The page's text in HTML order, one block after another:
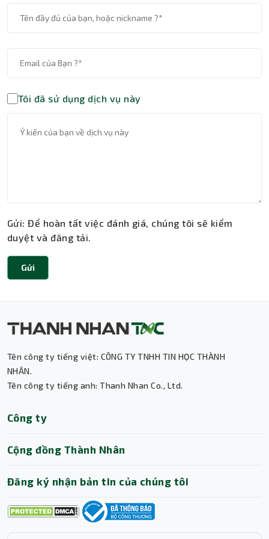
Tôi đã sử dụng dịch vụ này
Gửi: Để hoàn tất việc đánh giá, chúng tôi sẽ kiểm
duyệt và đăng tải.
Gửi
Tên công ty tiếng việt: CÔNG TY TNHH TIN HỌC THÀNH
NHÂN.
Tên công ty tiếng anh: Thanh Nhan Co., Ltd.
Công ty
Cộng đồng Thành Nhân
Đăng ký nhận bản tin của chúng tôi